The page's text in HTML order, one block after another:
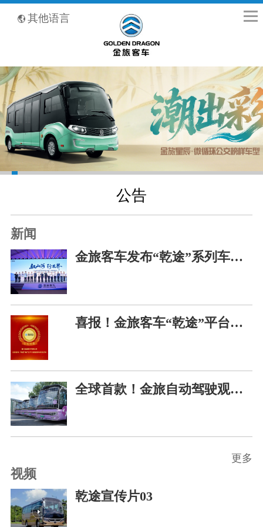
其他语言
公告
新闻
金旅客车发布“乾途”系列车型，致力于打造高端客车标杆
喜报！金旅客车“乾途”平台斩获2026汽车可持续发展“智创科技”称号
全球首款！金旅自动驾驶观虎神车正式上线，惊艳全球老虎日
更多
视频
乾途宣传片03